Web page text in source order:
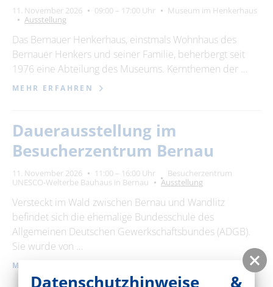
Suchbegriff
bitte wählen
Ort
11. November 2026 09:00 – 17:00 Uhr
Museum im Henkerhaus
Ausstellung
Das Bernauer Henkerhaus, einstmals Wohnhaus des
Bernauer Henkers und seiner Familie, beherbergt seit
1976 eine Abteilung des Museums. Kernthemen der …
MEHR ERFAHREN
Dauerausstellung im
Besucherzentrum Bernau
11. November 2026 11:00 – 16:00 Uhr
Besucherzentrum
UNESCO-Welterbe Bauhaus in Bernau
Ausstellung
Versteckt im Wald zwischen Bernau und Wandlitz
befindet sich die ehemalige Bundesschule des
Allgemeinen Deutschen Gewerkschaftsbundes (ADGB).
Sie wurde von …
MEHR ERFAHREN
Datenschutzhinweise &